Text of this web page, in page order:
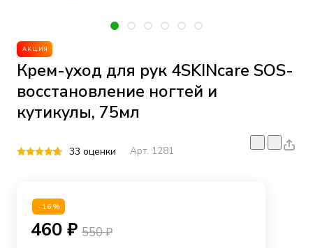
АКЦИЯ
Крем-уход для рук 4SKINcare SOS-
восстановление ногтей и
кутикулы, 75мл
33 оценки Арт. 1281
-16%
460 ₽ 550 ₽